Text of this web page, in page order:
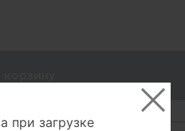
при загрузке